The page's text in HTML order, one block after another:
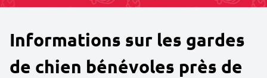
Informations sur les gardes
de chien bénévoles près de